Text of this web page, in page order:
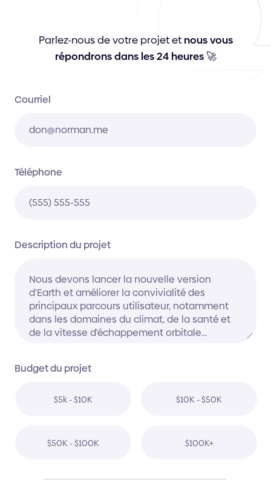
Parlez-nous de votre projet etnous vous
répondrons dans les 24 heures🚀
Courriel
Téléphone
Description du projet
Budget du projet
$5k - $10K $10K - $50K
$50K - $100K $100K+